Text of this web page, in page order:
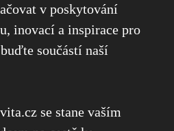
v poskytování
inovací a inspirace pro
součástí naší
se stane vaším